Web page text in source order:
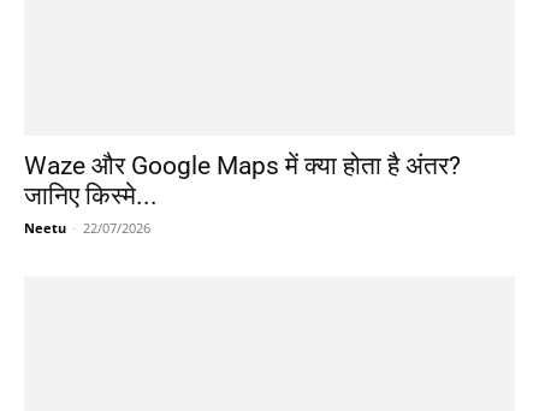
Waze और Google Maps में क्या होता है अंतर?
जानिए किस्मे...
Neetu - 22/07/2026